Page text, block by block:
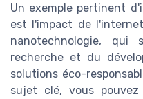
Un exemple pertinent
est l'impact de
nanotechnologie, qui
recherche et du
solutions éco-
sujet clé, vous